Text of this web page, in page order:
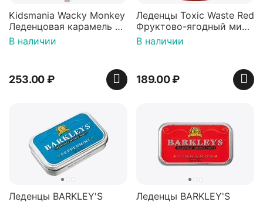
Kidsmania Wacky Monkey
Леденцовая карамель с
игрушкой Ваки Манки
12г, Китай
В наличии
253.00₽
Леденцы Toxic Waste Red
Фруктово-ягодный микс
Красная банка 42 г,
Пакистан
В наличии
189.00₽
Леденцы BARKLEY'S
Леденцы BARKLEY'S